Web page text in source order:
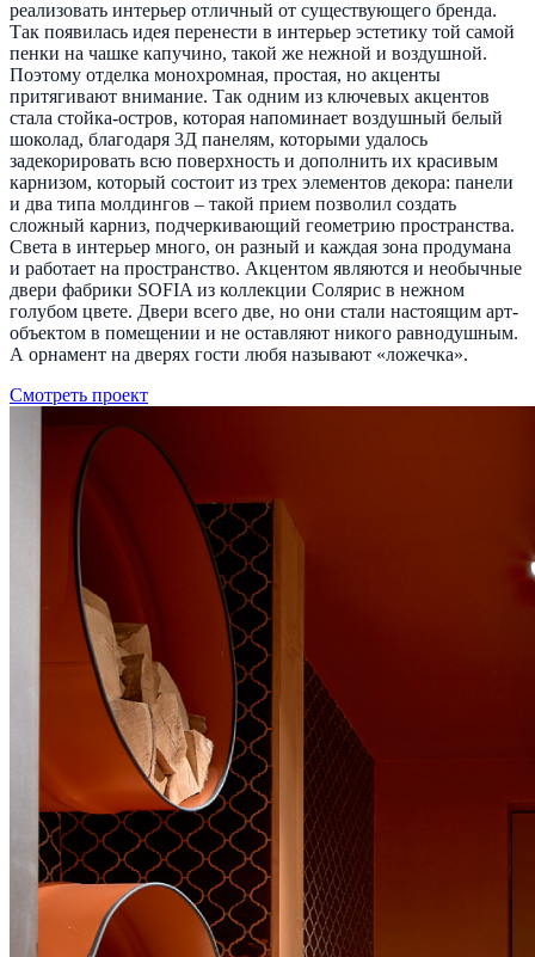
реализовать интерьер отличный от существующего бренда.
Так появилась идея перенести в интерьер эстетику той самой
пенки на чашке капучино, такой же нежной и воздушной.
Поэтому отделка монохромная, простая, но акценты
притягивают внимание. Так одним из ключевых акцентов
стала стойка-остров, которая напоминает воздушный белый
шоколад, благодаря 3Д панелям, которыми удалось
задекорировать всю поверхность и дополнить их красивым
карнизом, который состоит из трех элементов декора: панели
и два типа молдингов – такой прием позволил создать
сложный карниз, подчеркивающий геометрию пространства.
Света в интерьер много, он разный и каждая зона продумана
и работает на пространство. Акцентом являются и необычные
двери фабрики SOFIA из коллекции Солярис в нежном
голубом цвете. Двери всего две, но они стали настоящим арт-
объектом в помещении и не оставляют никого равнодушным.
А орнамент на дверях гости любя называют «ложечка».
Смотреть проект